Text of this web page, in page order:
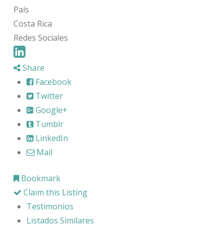
País
Costa Rica
Redes Sociales
Share
Facebook
Twitter
Google+
Tumblr
LinkedIn
Mail
Bookmark
Claim this Listing
Testimonios
Listados Similares